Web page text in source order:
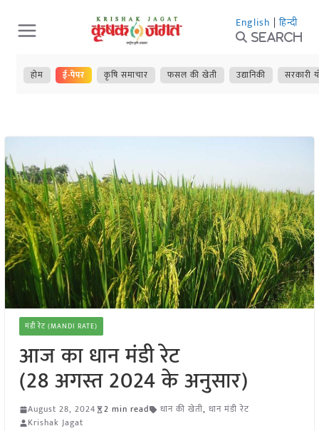
Skip
to
content
English | हिन्दी
Search
होम ई-पेपर कृषि समाचार फसल की खेती उद्यानिकी सरकारी
मंडी रेट (MANDI RATE)
आज का धान मंडी रेट
(28 अगस्त 2024 के अनुसार)
August 28, 2024 2 min read धान की खेती, धान मंडी रेट
Krishak Jagat